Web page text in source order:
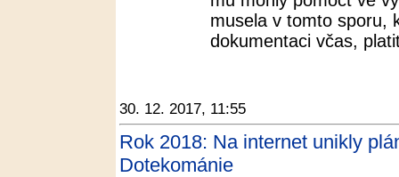
musela v tomto sporu,
dokumentaci včas,
30. 12. 2017, 11:55
Rok 2018: Na internet unikly
Dotekománie